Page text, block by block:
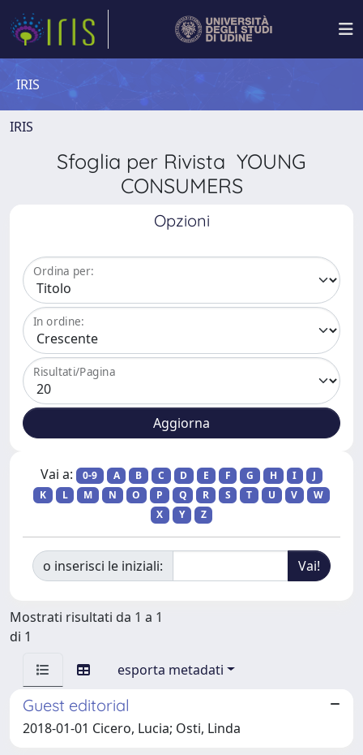
IRIS
IRIS
Sfoglia per Rivista YOUNG
CONSUMERS
Opzioni
Ordina per:
In ordine:
Risultati/Pagina
Vai a: 0-9 A B C D E F G H I
J
K
L M N O P Q R S T U V
W
X
Y Z
o inserisci le iniziali:
Mostrati risultati da 1 a 1
di 1
esporta metadati
Guest editorial
2018-01-01 Cicero, Lucia; Osti, Linda